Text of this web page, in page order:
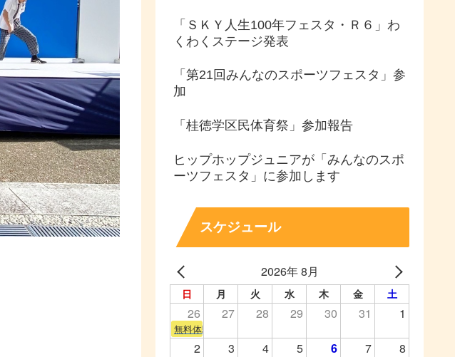
「ＳＫＹ人生100年フェスタ・Ｒ６」わ
くわくステージ発表
「第21回みんなのスポーツフェスタ」参
加
「桂徳学区民体育祭」参加報告
ヒップホップジュニアが「みんなのスポ
ーツフェスタ」に参加します
スケジュール
2026年 8月
日 月 火 水 木 金 土
26 27 28 29 30 31 1
無料体験会
2 3 4 5 6 7 8